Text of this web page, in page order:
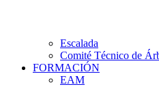
Escalada
Comité Técnico de
FORMACIÓN
EAM